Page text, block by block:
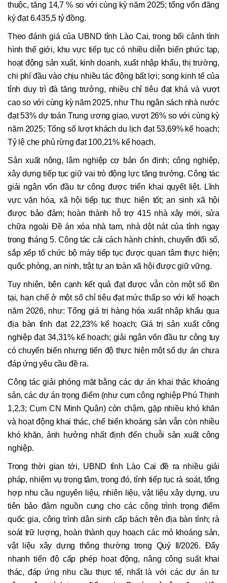
thuộc, tăng 14,7 % so với cùng kỳ năm 2025; tổng vốn đăng
ký đạt 6.435,5 tỷ đồng.
Theo đánh giá của UBND tỉnh Lào Cai, trong bối cảnh tình
hình thế giới, khu vực tiếp tục có nhiều diễn biến phức tạp,
hoạt động sản xuất, kinh doanh, xuất nhập khẩu, thị trường,
chi phí đầu vào chịu nhiều tác động bất lợi; song kinh tế của
tỉnh duy trì đà tăng trưởng, nhiều chỉ tiêu đạt khá và vượt
cao so với cùng kỳ năm 2025, như Thu ngân sách nhà nước
đạt 53% dự toán Trung ương giao, vượt 26% so với cùng kỳ
năm 2025; Tổng số lượt khách du lịch đạt 53,69% kế hoạch;
Tỷ lệ che phủ rừng đạt 100,21% kế hoạch.
Sản xuất nông, lâm nghiệp cơ bản ổn định; công nghiệp,
xây dựng tiếp tục giữ vai trò động lực tăng trưởng. Công tác
giải ngân vốn đầu tư công được triển khai quyết liệt. Lĩnh
vực văn hóa, xã hội tiếp tục thực hiện tốt; an sinh xã hội
được bảo đảm; hoàn thành hỗ trợ 415 nhà xây mới, sửa
chữa ngoài Đề án xóa nhà tạm, nhà dột nát của tỉnh ngay
trong tháng 5. Công tác cải cách hành chính, chuyển đổi số,
sắp xếp tổ chức bộ máy tiếp tục được quan tâm thực hiện;
quốc phòng, an ninh, trật tự an toàn xã hội được giữ vững.
Tuy nhiên, bên cạnh kết quả đạt được vẫn còn một số tồn
tại, hạn chế ở một số chỉ tiêu đạt mức thấp so với kế hoạch
năm 2026, như: Tổng giá trị hàng hóa xuất nhập khẩu qua
địa bàn tỉnh đạt 22,23% kế hoạch; Giá trị sản xuất công
nghiệp đạt 34,31% kế hoạch; giải ngân vốn đầu tư công tuy
có chuyển biến nhưng tiến độ thực hiện một số dự án chưa
đáp ứng yêu cầu đề ra.
Công tác giải phóng mặt bằng các dự án khai thác khoáng
sản, các dự án trọng điểm (như cụm công nghiệp Phú Thịnh
1,2,3; Cụm CN Minh Quân) còn chậm, gặp nhiều khó khăn
và hoạt động khai thác, chế biến khoáng sản vẫn còn nhiều
khó khăn, ảnh hưởng nhất định đến chuỗi sản xuất công
nghiệp.
Trong thời gian tới, UBND tỉnh Lào Cai đề ra nhiều giải
pháp, nhiệm vụ trọng tâm, trong đó, tỉnh tiếp tục rà soát, tổng
hợp nhu cầu nguyên liệu, nhiên liệu, vật liệu xây dựng, ưu
tiên bảo đảm nguồn cung cho các công trình trọng điểm
quốc gia, công trình dân sinh cấp bách trên địa bàn tỉnh; rà
soát trữ lượng, hoàn thành quy hoạch các mỏ khoáng sản,
vật liệu xây dựng thông thường trong Quý II/2026. Đẩy
nhanh tiến độ cấp phép hoạt động, nâng công suất khai
thác, đáp ứng nhu cầu thực tế, nhất là với các dự án tư